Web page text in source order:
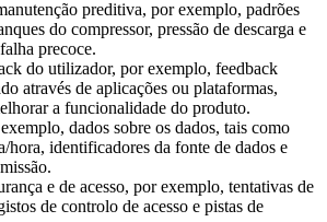
preditiva, por exemplo, padrões
do compressor, pressão de descarga e
precoce.
do utilizador, por exemplo, feedback
através de aplicações ou plataformas,
a funcionalidade do produto.
dados sobre os dados, tais como
hora, identificadores da fonte de dados e
e de acesso, por exemplo, tentativas de
de controlo de acesso e pistas de